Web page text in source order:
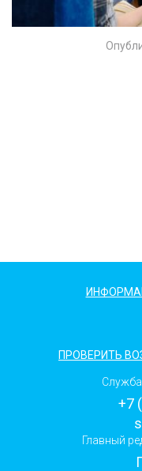
ПРОВЕРИТЬ
+7
Главный